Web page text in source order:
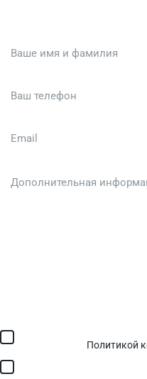
Или кратко опишите
Политикой